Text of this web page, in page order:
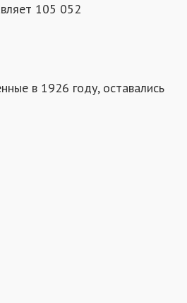
105 052
в 1926 году, оставались